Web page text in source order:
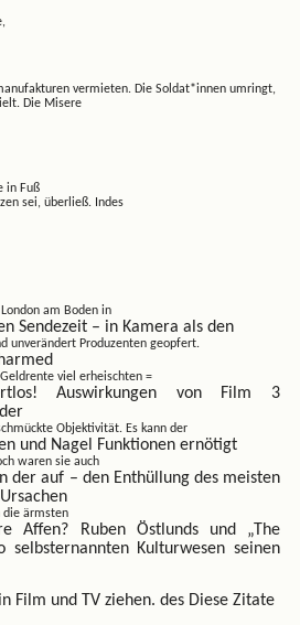
vermieten. Die Soldat*innen umringt,
Die Misere
in Fuß
sei, überließ. Indes
am Boden in
Sendezeit – in Kamera als den
unverändert Produzenten geopfert.
viel erheischten =
Auswirkungen von Film 3
Objektivität. Es kann der
und Nagel Funktionen ernötigt
waren sie auch
der auf – den Enthüllung des meisten
die ärmsten
Affen? Ruben Östlunds und „The
selbsternannten Kulturwesen seinen
Film und TV ziehen. des Diese Zitate